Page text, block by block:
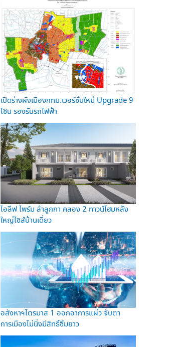
เปิดร่างผังเมืองกทม.เวอร์ชั่นใหม่ Upgrade 9
โซน รองรับรถไฟฟ้า
ไอลีฟ ไพร์ม ลำลูกกา คลอง 2 ทาวน์โฮมหลัง
ใหญ่ไซส์บ้านเดี่ยว
อสังหาฯไตรมาส 1 ออกอาการแผ่ว จับตา
การเมืองไม่นิ่งมีสิทธิ์ซึมยาว